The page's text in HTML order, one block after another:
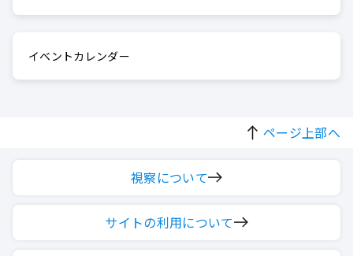
イベントカレンダー
ページ上部へ
視察について
サイトの利用について